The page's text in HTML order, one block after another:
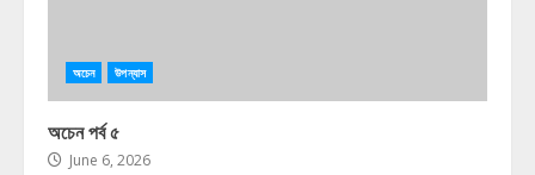
অচেন উপন্যাস
অচেন পর্ব ৫
June 6, 2026